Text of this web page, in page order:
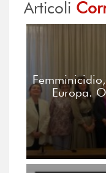
Articoli
Europa.